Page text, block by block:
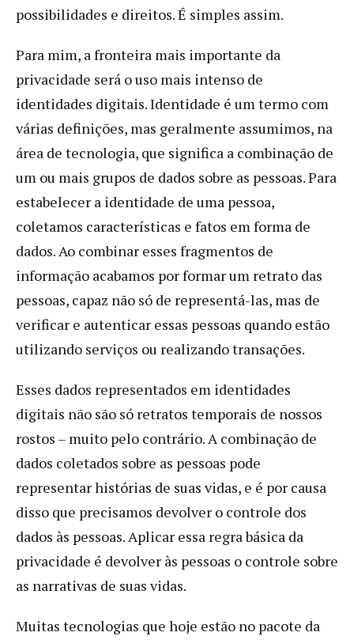
possibilidades e direitos. É simples assim.
Para mim, a fronteira mais importante da
privacidade será o uso mais intenso de
identidades digitais. Identidade é um termo com
várias definições, mas geralmente assumimos, na
área de tecnologia, que significa a combinação de
um ou mais grupos de dados sobre as pessoas. Para
estabelecer a identidade de uma pessoa,
coletamos características e fatos em forma de
dados. Ao combinar esses fragmentos de
informação acabamos por formar um retrato das
pessoas, capaz não só de representá-las, mas de
verificar e autenticar essas pessoas quando estão
utilizando serviços ou realizando transações.
Esses dados representados em identidades
digitais não são só retratos temporais de nossos
rostos – muito pelo contrário. A combinação de
dados coletados sobre as pessoas pode
representar histórias de suas vidas, e é por causa
disso que precisamos devolver o controle dos
dados às pessoas. Aplicar essa regra básica da
privacidade é devolver às pessoas o controle sobre
as narrativas de suas vidas.
Muitas tecnologias que hoje estão no pacote da